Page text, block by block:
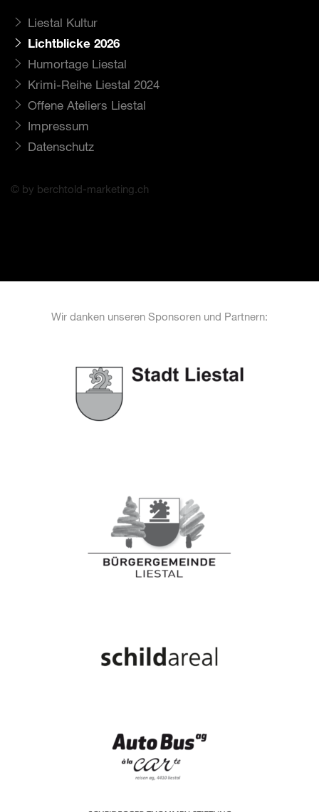
Liestal Kultur
Lichtblicke 2026
Humortage Liestal
Krimi-Reihe Liestal 2024
Offene Ateliers Liestal
Impressum
Datenschutz
© by berchtold-marketing.ch
Wir danken unseren Sponsoren und Partnern: